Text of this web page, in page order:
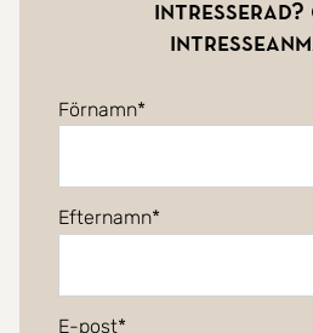
Intresserad?
Förnamn
Efternamn
E-post